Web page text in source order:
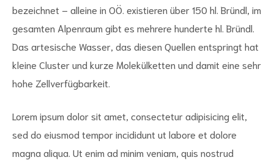
bezeichnet – alleine in OÖ. existieren über 150 hl. Bründl, im
gesamten Alpenraum gibt es mehrere hunderte hl. Bründl.
Das artesische Wasser, das diesen Quellen entspringt hat
kleine Cluster und kurze Molekülketten und damit eine sehr
hohe Zellverfügbarkeit.
Lorem ipsum dolor sit amet, consectetur adipisicing elit,
sed do eiusmod tempor incididunt ut labore et dolore
magna aliqua. Ut enim ad minim veniam, quis nostrud